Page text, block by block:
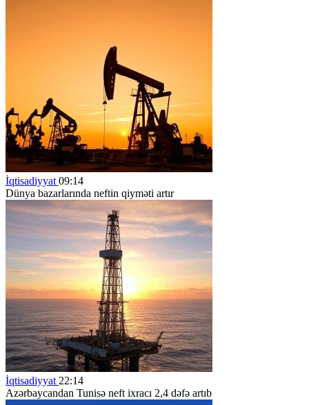
İqtisadiyyat 09:14
Dünya bazarlarında neftin qiyməti artır
İqtisadiyyat 22:14
Azərbaycandan Tunisə neft ixracı 2,4 dəfə artıb